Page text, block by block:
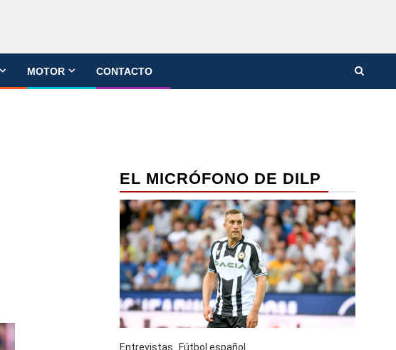
MOTOR CONTACTO
EL MICRÓFONO DE DILP
Entrevistas Fútbol español